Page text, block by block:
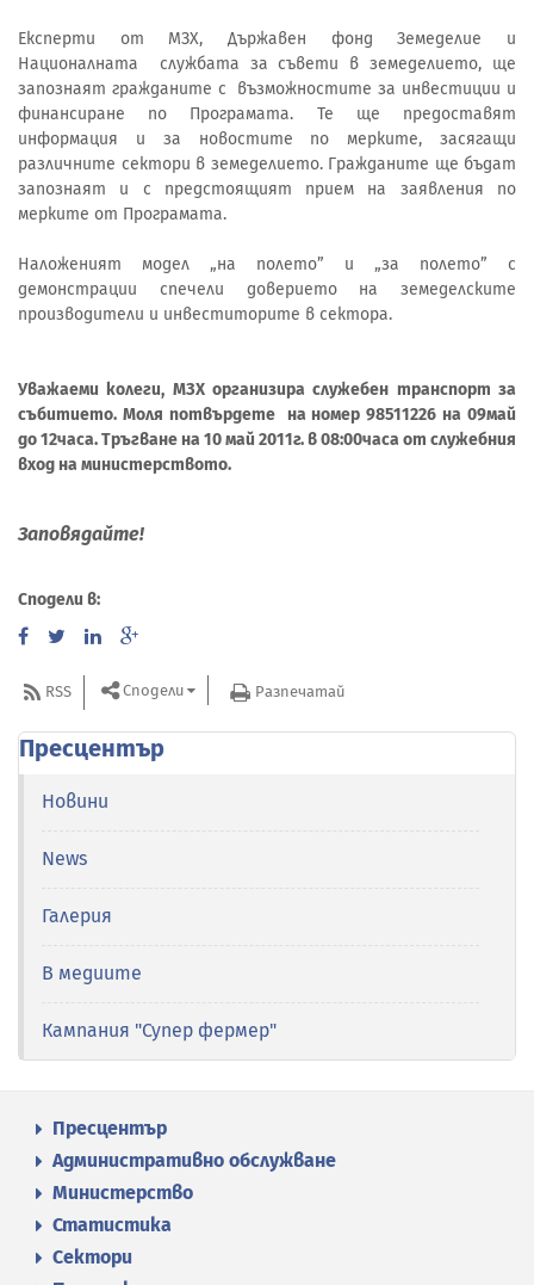
Експерти от МЗХ, Държавен фонд Земеделие и
Националната службата за съвети в земеделието, ще
запознаят гражданите с възможностите за инвестиции и
финансиране по Програмата. Те ще предоставят
информация и за новостите по мерките, засягащи
различните сектори в земеделието. Гражданите ще бъдат
запознаят и с предстоящият прием на заявления по
мерките от Програмата.
Наложеният модел „на полето” и „за полето” с
демонстрации спечели доверието на земеделските
производители и инвеститорите в сектора.
Уважаеми колеги, МЗХ организира служебен транспорт за
събитието. Моля потвърдете на номер 98511226 на 09май
до 12часа. Тръгване на 10 май 2011г. в 08:00часа от служебния
вход на министерството.
Заповядайте!
Сподели в:
RSS Сподели Разпечатай
Пресцентър
Новини
News
Галерия
В медиите
Кампания "Супер фермер"
Пресцентър
Административно обслужване
Министерство
Статистика
Сектори